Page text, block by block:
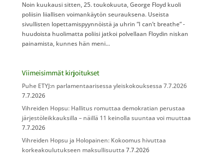
Noin kuukausi sitten, 25. toukokuuta, George Floyd kuoli
poliisin liiallisen voimankäytön seurauksena. Useista
sivullisten lopettamispyynnöistä ja uhrin ”I can’t breathe” -
huudoista huolimatta poliisi jatkoi polvellaan Floydin niskan
painamista, kunnes hän meni...
Viimeisimmät kirjoitukset
Puhe ETYJ:n parlamentaarisessa yleiskokouksessa 7.7.2026
7.7.2026
Vihreiden Hopsu: Hallitus romuttaa demokratian perustaa
järjestöleikkauksilla – näillä 11 keinolla suuntaa voi muuttaa
7.7.2026
Vihreiden Hopsu ja Holopainen: Kokoomus hivuttaa
korkeakoulutukseen maksullisuutta 7.7.2026